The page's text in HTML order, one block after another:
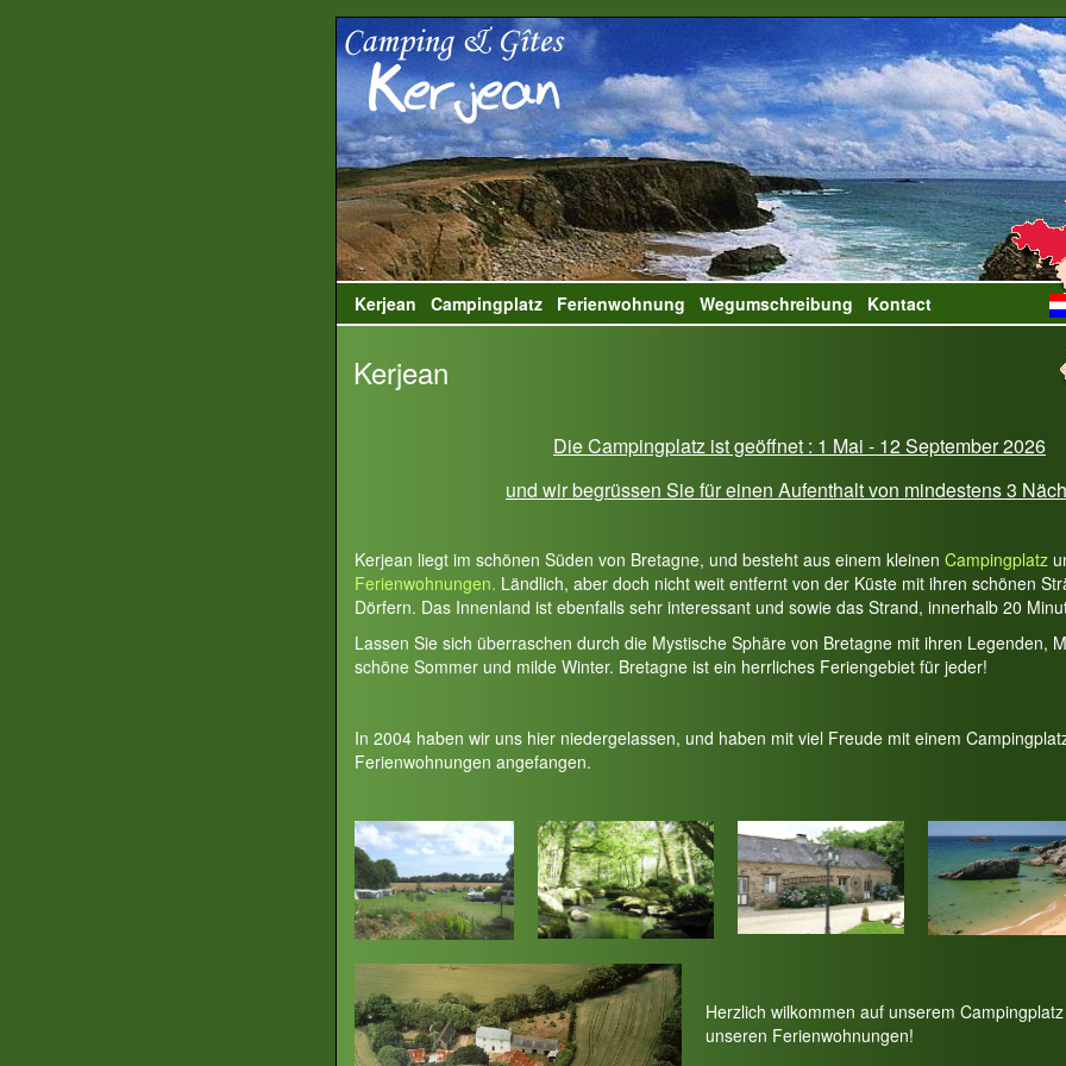
Kerjean Campingplatz Ferienwohnung Wegumschreibung Kontact
Kerjean
Die Campingplatz ist geöffnet : 1 Mai - 12 September 2026
und wir begrüssen Sie für einen Aufenthalt von mindestens 3
Kerjean liegt im schönen Süden von Bretagne, und besteht aus einem kleinen Campingplatz
Ferienwohnungen. Ländlich, aber doch nicht weit entfernt von der Küste mit ihren schönen
Dörfern. Das Innenland ist ebenfalls sehr interessant und sowie das Strand, innerhalb 20
Lassen Sie sich überraschen durch die Mystische Sphäre von Bretagne mit ihren Legenden,
schöne Sommer und milde Winter. Bretagne ist ein herrliches Feriengebiet für jeder!
In 2004 haben wir uns hier niedergelassen, und haben mit viel Freude mit einem
Ferienwohnungen angefangen.
Herzlich wilkommen auf unserem
unseren Ferienwohnungen!